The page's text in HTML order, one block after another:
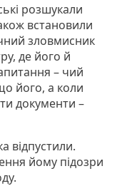
розшукали
встановили
зловмисник
де його й
– чий
його, а коли
документи –
відпустили.
йому підозри